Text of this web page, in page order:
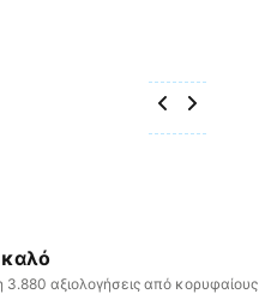
3.880 αξιολογήσεις από κορυφαίους